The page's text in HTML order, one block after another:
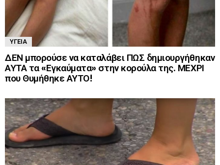
ΥΓΕΊΑ
ΔΕΝ μπορούσε να καταλάβει ΠΩΣ δημιουργήθηκαν
ΑΥΤΑ τα «Εγκαύματα» στην κορούλα της. ΜΕΧΡΙ
που Θυμήθηκε ΑΥΤΟ!